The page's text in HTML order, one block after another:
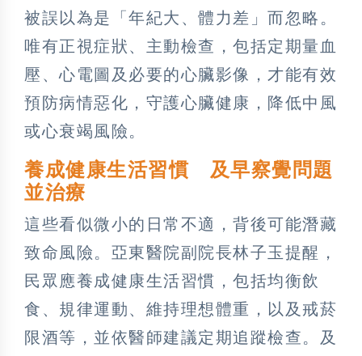
被誤以為是「年紀大、體力差」而忽略。
唯有正視症狀、主動檢查，包括定期量血
壓、心電圖及必要的心臟影像，才能有效
預防病情惡化，守護心臟健康，降低中風
或心衰竭風險。
養成健康生活習慣 及早察覺問題
並治療
這些看似微小的日常不適，背後可能潛藏
致命風險。亞東醫院副院長林子玉提醒，
民眾應養成健康生活習慣，包括均衡飲
食、規律運動、維持理想體重，以及戒菸
限酒等，並依醫師建議定期追蹤檢查。及